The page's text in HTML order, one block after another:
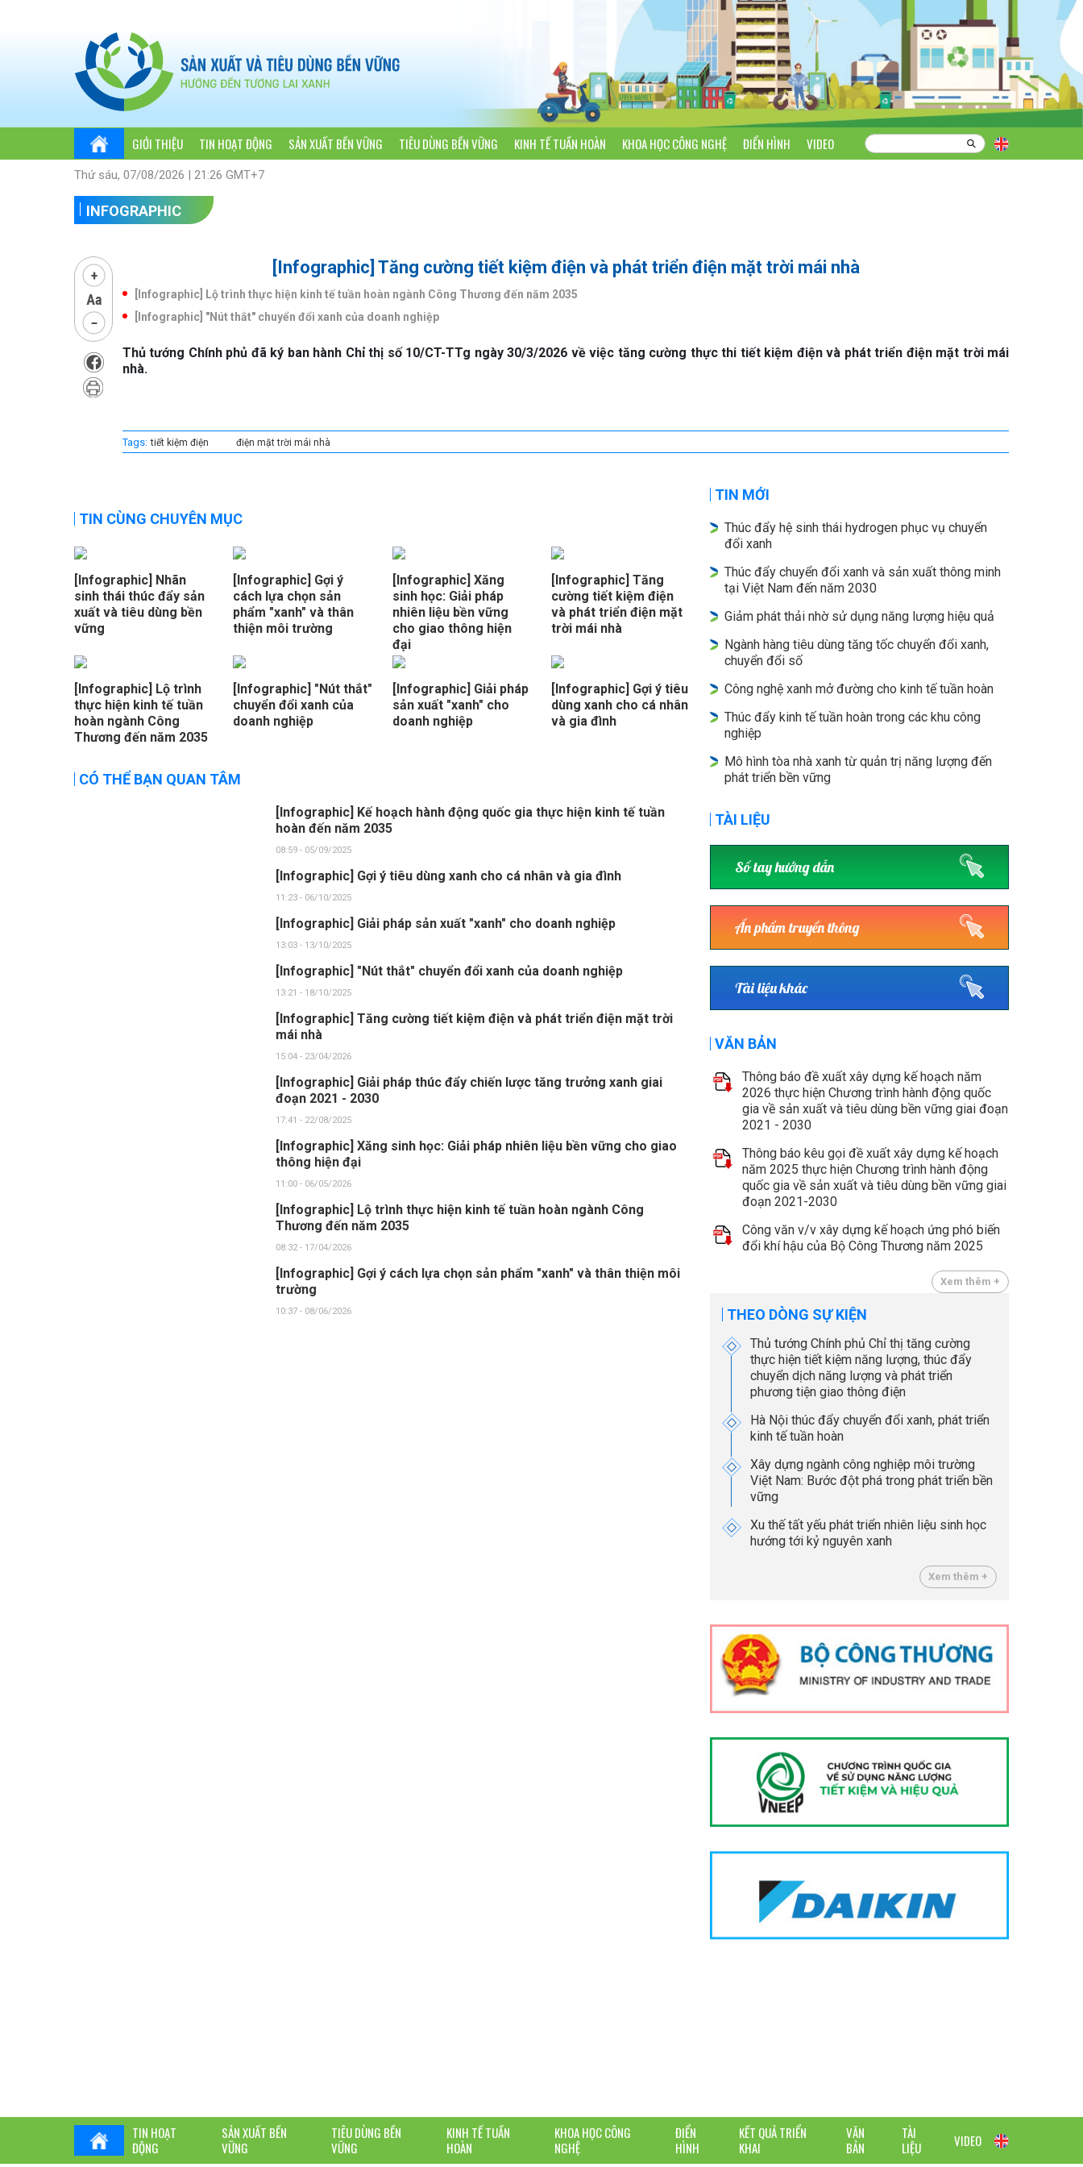
GIỚI THIỆU TIN HOẠT ĐỘNG SẢN XUẤT BỀN VỮNG TIÊU DÙNG BỀN VỮNG KINH TẾ TUẦN HOÀN KHOA HỌC CÔNG NGHỆ ĐIỂN HÌNH VIDEO
Thứ sáu, 07/08/2026 | 21:26 GMT+7
INFOGRAPHIC
[Infographic] Tăng cường tiết kiệm điện và phát triển điện mặt trời mái nhà
[Infographic] Lộ trình thực hiện kinh tế tuần hoàn ngành Công Thương đến năm 2035
[Infographic] "Nút thắt" chuyển đổi xanh của doanh nghiệp
Thủ tướng Chính phủ đã ký ban hành Chỉ thị số 10/CT-TTg ngày 30/3/2026 về việc tăng cường thực thi tiết kiệm điện và phát triển điện mặt trời mái
nhà.
Tags: tiết kiệm điện điện mặt trời mái nhà
TIN CÙNG CHUYÊN MỤC
[Infographic] Nhãn
sinh thái thúc đẩy sản
xuất và tiêu dùng bền
vững
[Infographic] Gợi ý
cách lựa chọn sản
phẩm "xanh" và thân
thiện môi trường
[Infographic] Xăng
sinh học: Giải pháp
nhiên liệu bền vững
cho giao thông hiện
đại
[Infographic] Tăng
cường tiết kiệm điện
và phát triển điện mặt
trời mái nhà
[Infographic] Lộ trình
thực hiện kinh tế tuần
hoàn ngành Công
Thương đến năm 2035
[Infographic] "Nút thắt"
chuyển đổi xanh của
doanh nghiệp
[Infographic] Giải pháp
sản xuất "xanh" cho
doanh nghiệp
[Infographic] Gợi ý tiêu
dùng xanh cho cá nhân
và gia đình
CÓ THỂ BẠN QUAN TÂM
[Infographic] Kế hoạch hành động quốc gia thực hiện kinh tế tuần
hoàn đến năm 2035
08:59 - 05/09/2025
[Infographic] Gợi ý tiêu dùng xanh cho cá nhân và gia đình
11:23 - 06/10/2025
[Infographic] Giải pháp sản xuất "xanh" cho doanh nghiệp
13:03 - 13/10/2025
[Infographic] "Nút thắt" chuyển đổi xanh của doanh nghiệp
13:21 - 18/10/2025
[Infographic] Tăng cường tiết kiệm điện và phát triển điện mặt trời
mái nhà
15:04 - 23/04/2026
[Infographic] Giải pháp thúc đẩy chiến lược tăng trưởng xanh giai
đoạn 2021 - 2030
17:41 - 22/08/2025
[Infographic] Xăng sinh học: Giải pháp nhiên liệu bền vững cho giao
thông hiện đại
11:00 - 06/05/2026
[Infographic] Lộ trình thực hiện kinh tế tuần hoàn ngành Công
Thương đến năm 2035
08:32 - 17/04/2026
[Infographic] Gợi ý cách lựa chọn sản phẩm "xanh" và thân thiện môi
trường
10:37 - 08/06/2026
TIN MỚI
Thúc đẩy hệ sinh thái hydrogen phục vụ chuyển
đổi xanh
Thúc đẩy chuyển đổi xanh và sản xuất thông minh
tại Việt Nam đến năm 2030
Giảm phát thải nhờ sử dụng năng lượng hiệu quả
Ngành hàng tiêu dùng tăng tốc chuyển đổi xanh,
chuyển đổi số
Công nghệ xanh mở đường cho kinh tế tuần hoàn
Thúc đẩy kinh tế tuần hoàn trong các khu công
nghiệp
Mô hình tòa nhà xanh từ quản trị năng lượng đến
phát triển bền vững
TÀI LIỆU
Sổ tay hướng dẫn
Ấn phẩm truyền thông
Tài liệu khác
VĂN BẢN
Thông báo đề xuất xây dựng kế hoạch năm
2026 thực hiện Chương trình hành động quốc
gia về sản xuất và tiêu dùng bền vững giai đoạn
2021 - 2030
Thông báo kêu gọi đề xuất xây dựng kế hoạch
năm 2025 thực hiện Chương trình hành động
quốc gia về sản xuất và tiêu dùng bền vững giai
đoạn 2021-2030
Công văn v/v xây dựng kế hoạch ứng phó biến
đổi khí hậu của Bộ Công Thương năm 2025
Xem thêm +
THEO DÒNG SỰ KIỆN
Thủ tướng Chính phủ Chỉ thị tăng cường
thực hiện tiết kiệm năng lượng, thúc đẩy
chuyển dịch năng lượng và phát triển
phương tiện giao thông điện
Hà Nội thúc đẩy chuyển đổi xanh, phát triển
kinh tế tuần hoàn
Xây dựng ngành công nghiệp môi trường
Việt Nam: Bước đột phá trong phát triển bền
vững
Xu thế tất yếu phát triển nhiên liệu sinh học
hướng tới kỷ nguyên xanh
Xem thêm +
TIN HOẠT
ĐỘNG
SẢN XUẤT BỀN
VỮNG
TIÊU DÙNG BỀN
VỮNG
KINH TẾ TUẦN
HOÀN
KHOA HỌC CÔNG
NGHỆ
ĐIỂN
HÌNH
KẾT QUẢ TRIỂN
KHAI
VĂN
BẢN
TÀI
LIỆU
VIDEO